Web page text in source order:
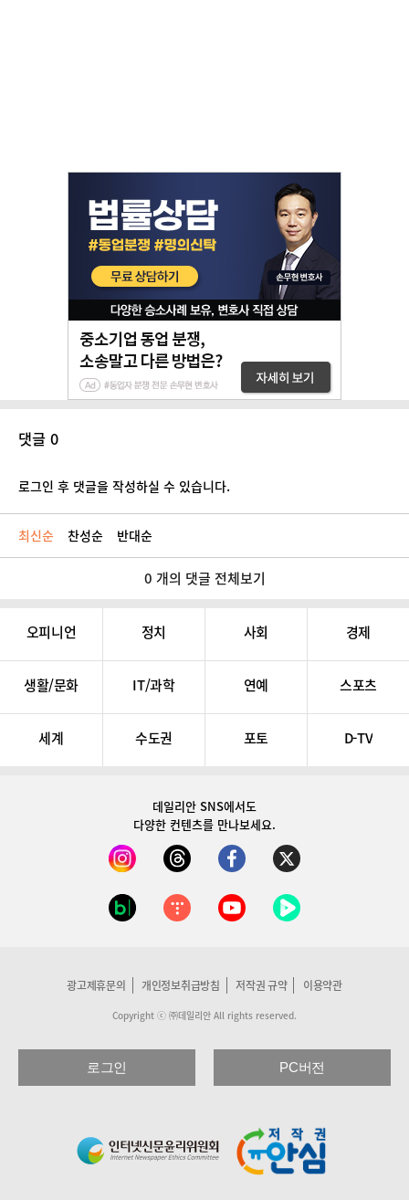
댓글 0
로그인 후 댓글을 작성하실 수 있습니다.
최신순 찬성순 반대순
0 개의 댓글 전체보기
오피니언 정치 사회 경제
생활/문화 IT/과학 연예 스포츠
세계 수도권 포토 D-TV
데일리안 SNS에서도
다양한 컨텐츠를 만나보세요.
광고제휴문의 개인정보취급방침 저작권 규약 이용약관
Copyright ⓒ ㈜데일리안 All rights reserved.
로그인 PC버전